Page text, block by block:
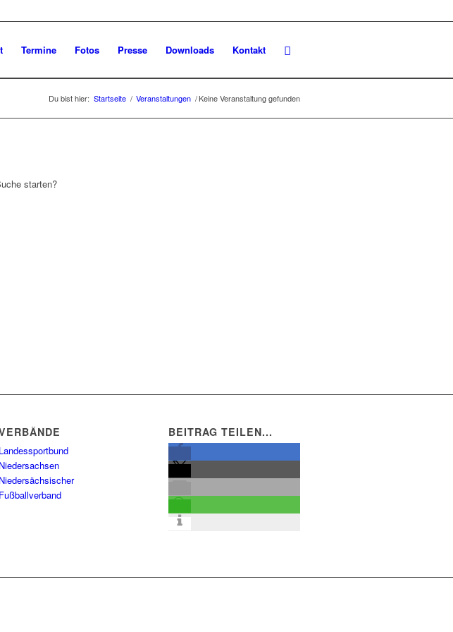
Termine Fotos Presse Downloads Kontakt
Du bist hier: Startseite / Veranstaltungen /Keine Veranstaltung gefunden
starten?
Landessportbund
Niedersachsen
Niedersächsischer
Fußballverband
BEITRAG TEILEN...